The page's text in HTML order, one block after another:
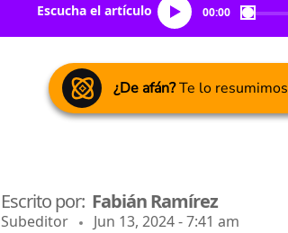
Escucha el artículo 00:00
¿De afán?Te lo resumimos
Escrito por: Fabián Ramírez
Subeditor Jun 13, 2024 - 7:41 am